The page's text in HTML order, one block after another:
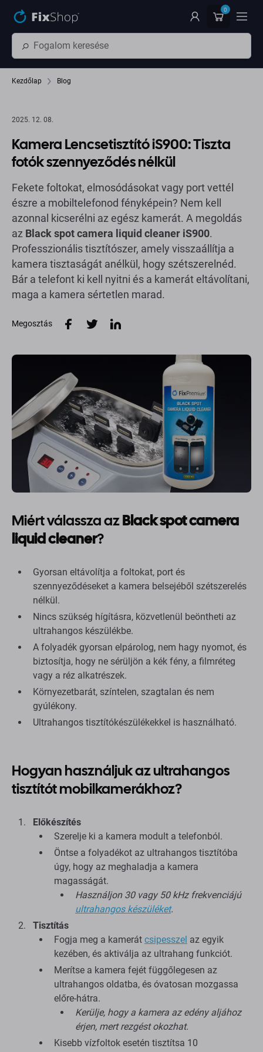
0
Kezdőlap Blog
2025. 12. 08.
Megosztás
Kamera Lencsetisztító iS900: Tiszta
fotók szennyeződés nélkül
Fekete foltokat, elmosódásokat vagy port vettél
észre a mobiltelefonod fényképein? Nem kell
azonnal kicserélni az egész kamerát. A megoldás
az Black spot camera liquid cleaner iS900.
Professzionális tisztítószer, amely visszaállítja a
kamera tisztaságát anélkül, hogy szétszerelnéd.
Bár a telefont ki kell nyitni és a kamerát eltávolítani,
maga a kamera sértetlen marad.
Miért válassza azBlack spot camera
liquid cleaner?
Gyorsan eltávolítja a foltokat, port és
szennyeződéseket a kamera belsejéből szétszerelés
nélkül.
Nincs szükség hígításra, közvetlenül beöntheti az
ultrahangos készülékbe.
A folyadék gyorsan elpárolog, nem hagy nyomot, és
biztosítja, hogy ne sérüljön a kék fény, a filmréteg
vagy a réz alkatrészek.
Környezetbarát, színtelen, szagtalan és nem
gyúlékony.
Ultrahangos tisztítókészülékekkel is használható.
Hogyan használjuk az ultrahangos
tisztítót mobilkamerákhoz?
Előkészítés
Szerelje ki a kamera modult a telefonból.
Öntse a folyadékot az ultrahangos tisztítóba
úgy, hogy az meghaladja a kamera
magasságát.
Használjon 30 vagy 50 kHz frekvenciájú
ultrahangos készüléket.
Tisztítás
Fogja meg a kamerát csipesszel az egyik
kezében, és aktiválja az ultrahang funkciót.
Merítse a kamera fejét függőlegesen az
ultrahangos oldatba, és óvatosan mozgassa
előre-hátra.
Kerülje, hogy a kamera az edény aljához
érjen, mert rezgést okozhat.
Kisebb vízfoltok esetén tisztítsa 10